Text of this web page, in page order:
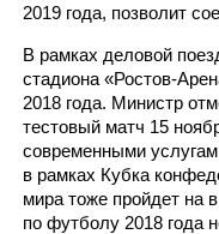
2019 года, позволит
В рамках деловой
стадиона «Ростов-
2018 года. Министр
тестовый матч 15
современными
в рамках Кубка
мира тоже пройдет на
по футболу 2018 года